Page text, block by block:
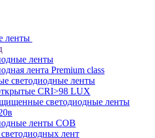
ленты
ленты
лента Premium class
светодиодные ленты
CRI>98 LUX
светодиодные ленты
ленты COB
лент